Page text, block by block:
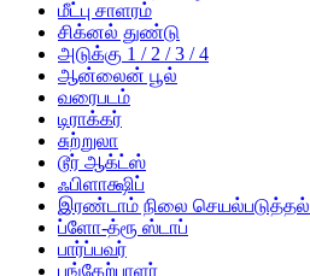
மீட்பு சாளரம்
சிக்னல் துண்டு
அடுக்கு 1 / 2 / 3 / 4
ஆன்லைன் பூல்
வரைபடம்
டிராக்கர்
சுற்றுலா
டூர் ஆக்ட்ஸ்
ஃபிளாக்ஷிப்
இரண்டாம் நிலை செயல்படுத்தல்
ப்ளோ-த்ரூ ஸ்டாப்
பார்ப்பவர்
பங்கேற்பாளர்